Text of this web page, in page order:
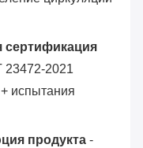
сертификация
23472-2021
испытания
продукта -